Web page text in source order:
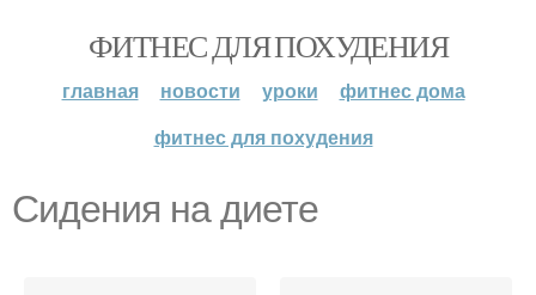
ФИТНЕС ДЛЯ ПОХУДЕНИЯ
главная новости уроки
фитнес дома
фитнес для похудения
Сидения на диете